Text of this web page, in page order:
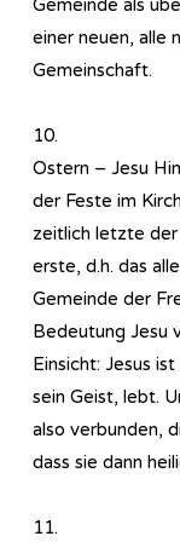
Gemeinde als
einer neuen, alle
Gemeinschaft.
10.
Ostern – Jesu
der Feste im
zeitlich letzte der
erste, d.h. das
Gemeinde der
Bedeutung Jesu
Einsicht: Jesus
sein Geist, lebt.
also verbunden,
dass sie dann
11.